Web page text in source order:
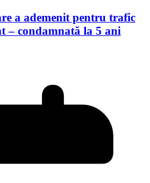
a ademenit pentru trafic
– condamnată la 5 ani